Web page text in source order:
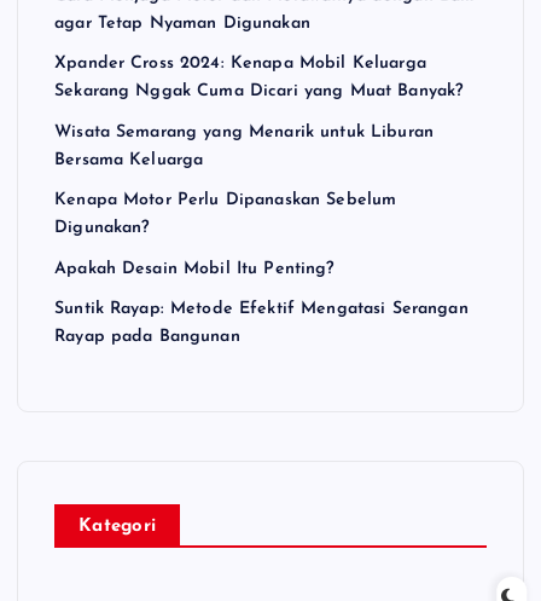
agar Tetap Nyaman Digunakan
Xpander Cross 2024: Kenapa Mobil Keluarga
Sekarang Nggak Cuma Dicari yang Muat Banyak?
Wisata Semarang yang Menarik untuk Liburan
Bersama Keluarga
Kenapa Motor Perlu Dipanaskan Sebelum
Digunakan?
Apakah Desain Mobil Itu Penting?
Suntik Rayap: Metode Efektif Mengatasi Serangan
Rayap pada Bangunan
Kategori